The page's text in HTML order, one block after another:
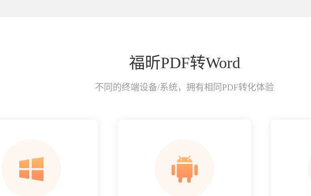
福昕PDF转Word
不同的终端设备/系统，拥有相同PDF转化体验